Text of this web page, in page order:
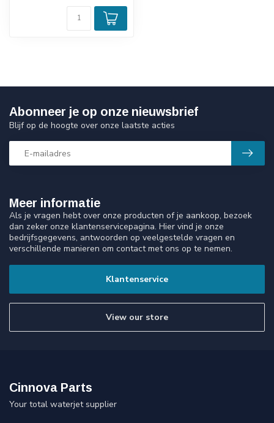
Meer informatie
Als je vragen hebt over onze producten of je aankoop, bezoek
dan zeker onze klantenservicepagina. Hier vind je onze
bedrijfsgegevens, antwoorden op veelgestelde vragen en
verschillende manieren om contact met ons op te nemen.
Klantenservice
View our store
Abonneer je op onze nieuwsbrief
Blijf op de hoogte over onze laatste acties
Cinnova Parts
Your total waterjet supplier